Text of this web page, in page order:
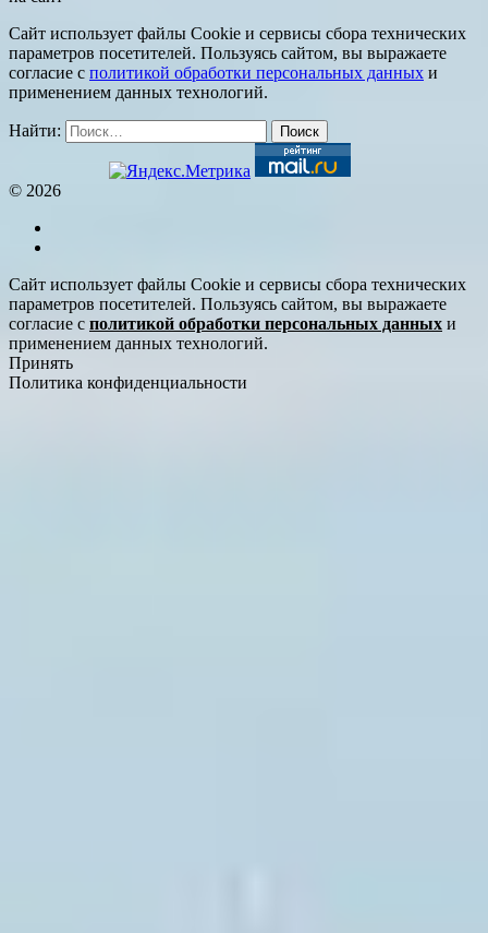
Сайт использует файлы Cookie и сервисы сбора технических
параметров посетителей. Пользуясь сайтом, вы выражаете
согласие с политикой обработки персональных данных и
применением данных технологий.
Найти:
© 2026
Сайт использует файлы Cookie и сервисы сбора технических
параметров посетителей. Пользуясь сайтом, вы выражаете
согласие с политикой обработки персональных данных и
применением данных технологий.
Принять
Политика конфиденциальности